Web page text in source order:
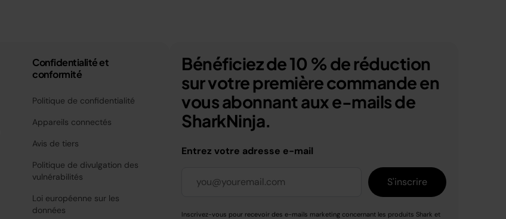
Confidentialité et
conformité
Politique de confidentialité
Appareils connectés
Avis de tiers
Politique de divulgation des
vulnérabilités
Loi européenne sur les
données
Bénéficiez de 10 % de réduction
sur votre première commande en
vous abonnant aux e-mails de
SharkNinja.
Entrez votre adresse e-mail
S'inscrire
Inscrivez-vous pour recevoir des e-mails marketing concernant les produits Shark et